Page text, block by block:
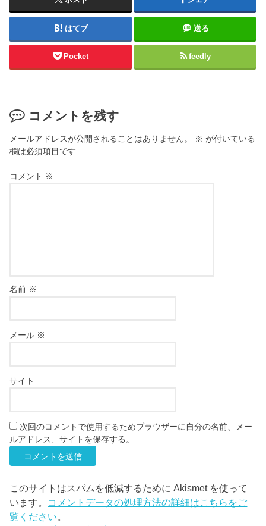
はてブ 送る
Pocket feedly
コメントを残す
メールアドレスが公開されることはありません。 ※ が付いている
欄は必須項目です
コメント ※
名前 ※
メール ※
サイト
次回のコメントで使用するためブラウザーに自分の名前、メー
ルアドレス、サイトを保存する。
このサイトはスパムを低減するために Akismet を使って
います。 コメントデータの処理方法の詳細はこちらをご
覧ください。